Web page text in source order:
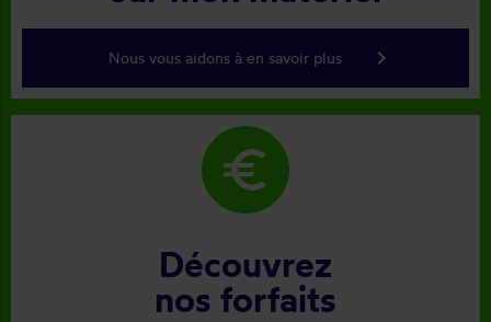
Nous vous aidons à en savoir plus keyboard_arrow_right
euro
Découvrez
nos forfaits